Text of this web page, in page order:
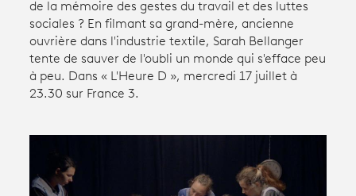
connexion
Avantages fidélité
Productions et innovation
Programme
de la mémoire des gestes du travail et des luttes
sociales ? En filmant sa grand-mère, ancienne
ouvrière dans l'industrie textile, Sarah Bellanger
tente de sauver de l'oubli un monde qui s'efface peu
à peu. Dans « L'Heure D », mercredi 17 juillet à
23.30 sur France 3.